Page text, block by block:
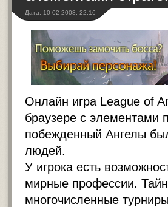
Дата: 10-02-2008, 22:16
Онлайн игра League of
браузере с элементами
побежденный Ангелы
людей.
У игрока есть
мирные профессии.
многочисленные